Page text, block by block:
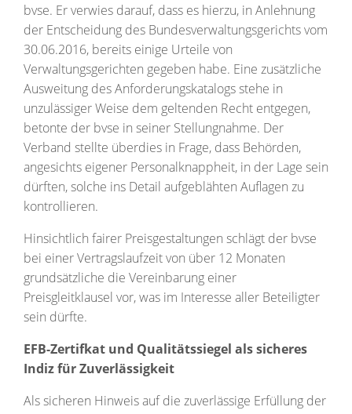
bvse. Er verwies darauf, dass es hierzu, in Anlehnung
der Entscheidung des Bundesverwaltungsgerichts vom
30.06.2016, bereits einige Urteile von
Verwaltungsgerichten gegeben habe. Eine zusätzliche
Ausweitung des Anforderungskatalogs stehe in
unzulässiger Weise dem geltenden Recht entgegen,
betonte der bvse in seiner Stellungnahme. Der
Verband stellte überdies in Frage, dass Behörden,
angesichts eigener Personalknappheit, in der Lage sein
dürften, solche ins Detail aufgeblähten Auflagen zu
kontrollieren.
Hinsichtlich fairer Preisgestaltungen schlägt der bvse
bei einer Vertragslaufzeit von über 12 Monaten
grundsätzliche die Vereinbarung einer
Preisgleitklausel vor, was im Interesse aller Beteiligter
sein dürfte.
EFB-Zertifkat und Qualitätssiegel als sicheres
Indiz für Zuverlässigkeit
Als sicheren Hinweis auf die zuverlässige Erfüllung der